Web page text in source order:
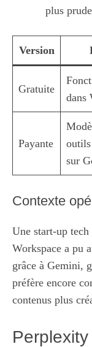
plus
Version
Gratuite
dans
Payante
outils
sur
Contexte
Une start-up
Workspace a pu
grâce à Gemini,
préfère encore
contenus plus
Perplexity